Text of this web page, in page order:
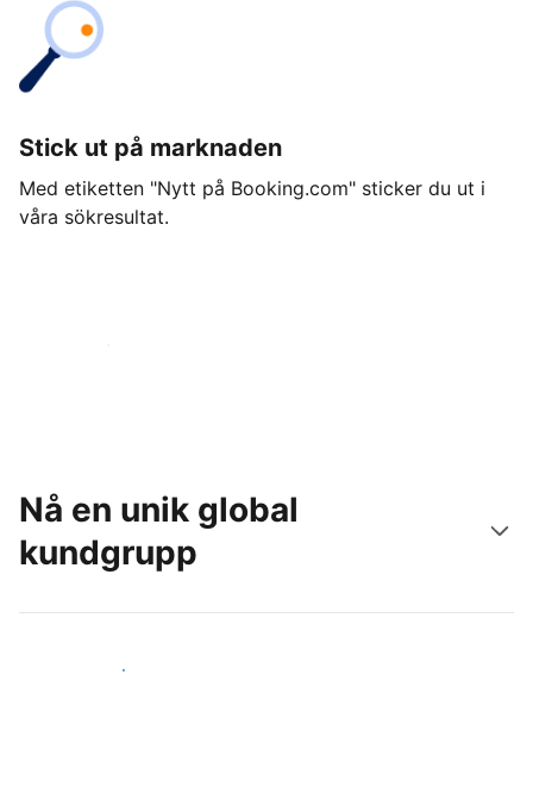
Stick ut på marknaden
Med etiketten "Nytt på Booking.com" sticker du ut i
våra sökresultat.
Kom igång idag
Nå en unik global
kundgrupp
Nå nya gäster idag